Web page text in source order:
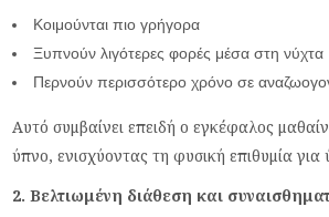
Κοιμούνται πιο γρήγορα
Ξυπνούν λιγότερες φορές μέσα στη νύχτα
Περνούν περισσότερο χρόνο σε
Αυτό συμβαίνει επειδή ο εγκέφαλος
ύπνο, ενισχύοντας τη φυσική επιθυμία για
2. Βελτιωμένη διάθεση και